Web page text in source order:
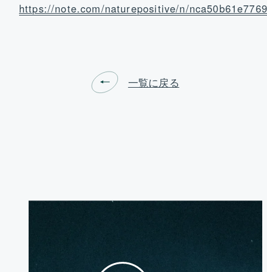
https://note.com/naturepositive/n/nca50b61e7769
一覧に戻る